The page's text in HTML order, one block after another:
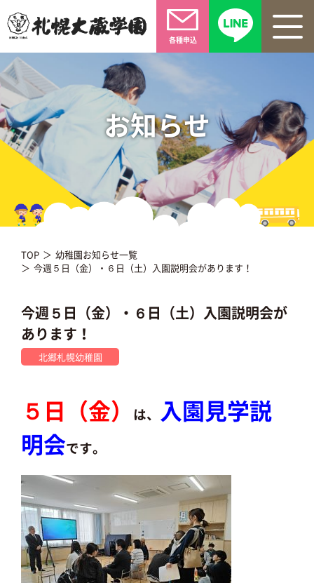
各種申込
お知らせ
TOP
幼稚園お知らせ一覧
今週５日（金）・６日（土）入園説明会があります！
今週５日（金）・６日（土）入園説明会が
あります！
北郷札幌幼稚園
５日（金） は、 入園見学説
明会です。